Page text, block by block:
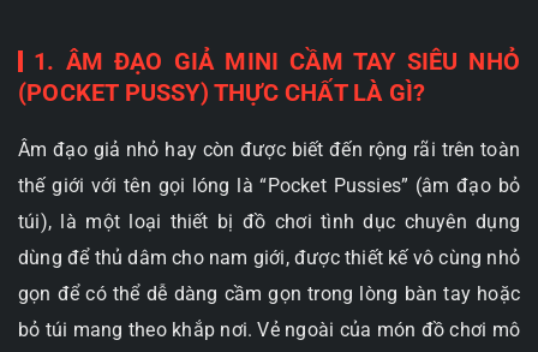
1. ÂM ĐẠO GIẢ MINI CẦM TAY SIÊU NHỎ
(POCKET PUSSY) THỰC CHẤT LÀ GÌ?
Âm đạo giả nhỏ hay còn được biết đến rộng rãi trên toàn
thế giới với tên gọi lóng là “Pocket Pussies” (âm đạo bỏ
túi), là một loại thiết bị đồ chơi tình dục chuyên dụng
dùng để thủ dâm cho nam giới, được thiết kế vô cùng nhỏ
gọn để có thể dễ dàng cầm gọn trong lòng bàn tay hoặc
bỏ túi mang theo khắp nơi. Vẻ ngoài của món đồ chơi mô